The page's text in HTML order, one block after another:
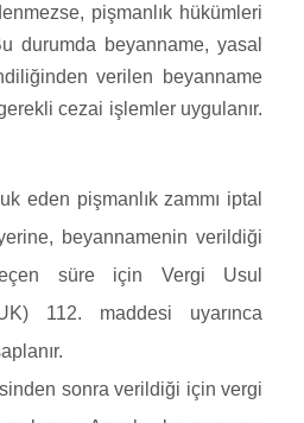
pişmanlık hükümleri
durumda beyanname, yasal
verilen beyanname
cezai işlemler uygulanır.
eden pişmanlık zammı iptal
beyannamenin verildiği
süre için Vergi Usul
112. maddesi uyarınca
sonra verildiği için vergi